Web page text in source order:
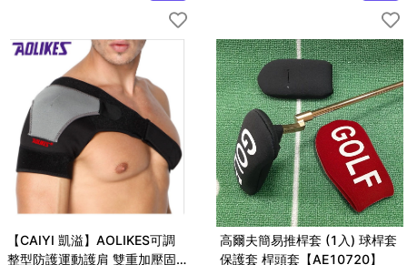
【CAIYI 凱溢】AOLIKES可調
整型防護運動護肩 雙重加壓固
高爾夫簡易推桿套 (1入) 球桿套
保護套 桿頭套【AE10720】